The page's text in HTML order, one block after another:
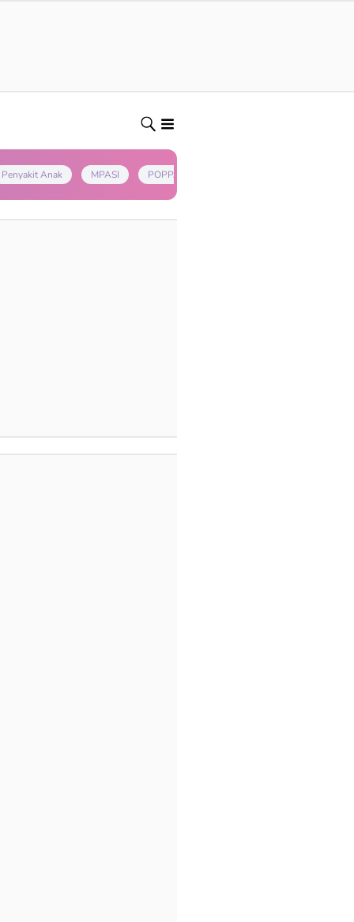
Penyakit Anak MPASI POPPAPA